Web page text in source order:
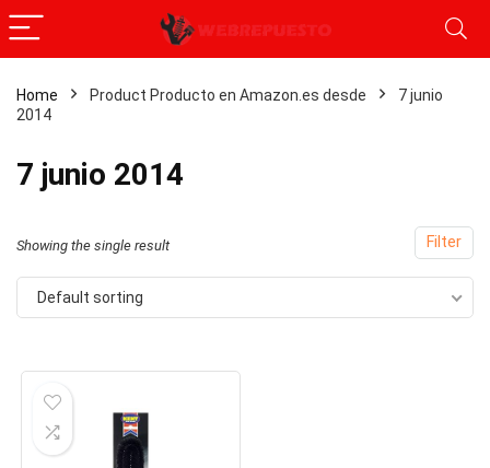
Home Product Producto en Amazon.es desde
7 junio
2014
7 junio 2014
Filter
Showing the single result
Default sorting